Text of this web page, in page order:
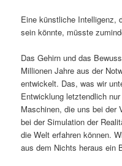
Eine künstliche Intelligenz,
sein könnte, müsste
Das Gehirn und das
Millionen Jahre aus der
entwickelt. Das, was wir
Entwicklung letztendlich
Maschinen, die uns bei der
bei der Simulation der
die Welt erfahren können.
aus dem Nichts heraus ein